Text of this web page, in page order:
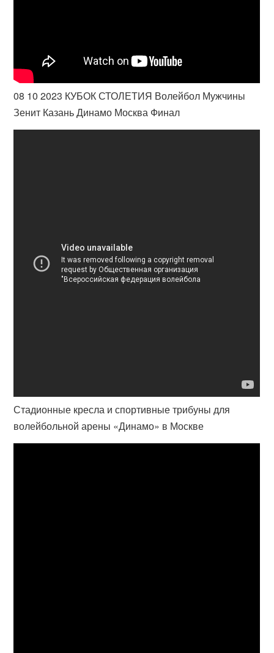
08 10 2023 КУБОК СТОЛЕТИЯ Волейбол Мужчины
Зенит Казань Динамо Москва Финал
Стадионные кресла и спортивные трибуны для
волейбольной арены «Динамо» в Москве